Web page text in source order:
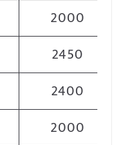
2000
2450
2400
2000